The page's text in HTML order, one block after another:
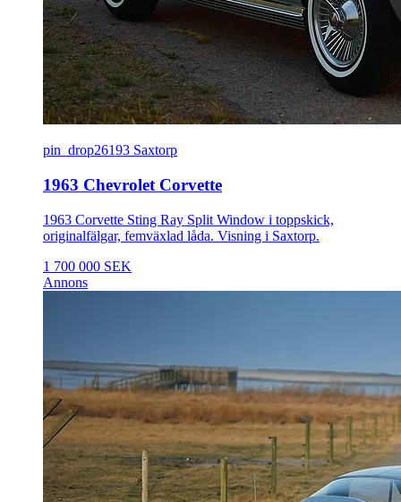
pin_drop26193 Saxtorp
1963 Chevrolet Corvette
1963 Corvette Sting Ray Split Window i toppskick,
originalfälgar, femväxlad låda. Visning i Saxtorp.
1 700 000 SEK
Annons